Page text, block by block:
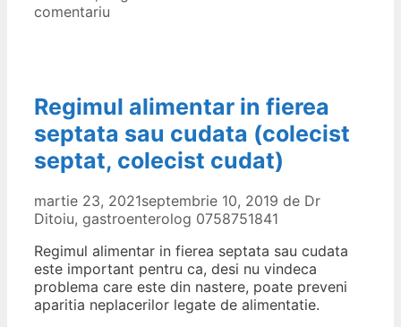
comentariu
Regimul alimentar in fierea
septata sau cudata (colecist
septat, colecist cudat)
martie 23, 2021septembrie 10, 2019 de Dr
Ditoiu, gastroenterolog 0758751841
Regimul alimentar in fierea septata sau cudata
este important pentru ca, desi nu vindeca
problema care este din nastere, poate preveni
aparitia neplacerilor legate de alimentatie.